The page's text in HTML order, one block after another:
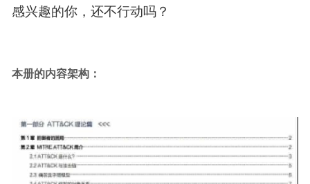
感兴趣的你，还不行动吗？
本册的内容架构：